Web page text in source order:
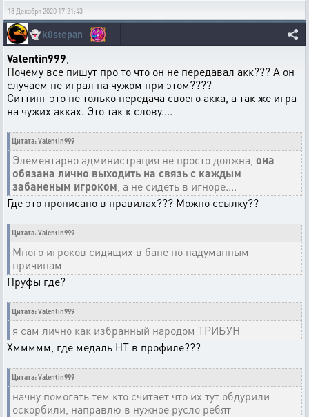
18 Декабря 2020 17:21:43
👻k0stepan
Valentin999
Почему все пишут про то что он не передавал акк??? А он
случаем не играл на чужом при этом????
Ситтинг это не только передача своего акка, а так же игра
на чужих акках. Это так к слову....
Цитата: Valentin999
Элементарно администрация не просто должна, она
обязана лично выходить на связь с каждым
забаненым игроком , а не сидеть в игноре....
Где это прописано в правилах??? Можно ссылку??
Цитата: Valentin999
Много игроков сидящих в бане по надуманным
причинам
Пруфы где?
Цитата: Valentin999
я сам лично как избранный народом ТРИБУН
Хммммм, где медаль НТ в профиле???
Цитата: Valentin999
начну помогать тем кто считает что их тут обдурили
оскорбили, направлю в нужное русло ребят